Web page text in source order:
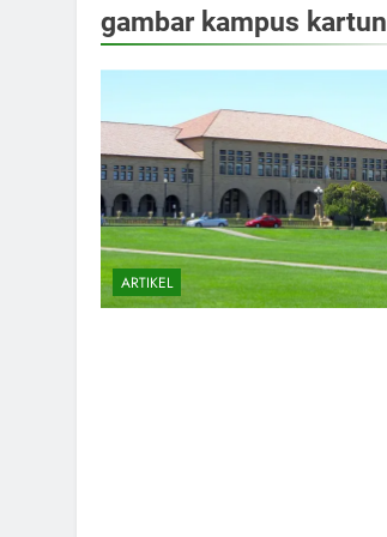
gambar kampus kartun
ARTIKEL